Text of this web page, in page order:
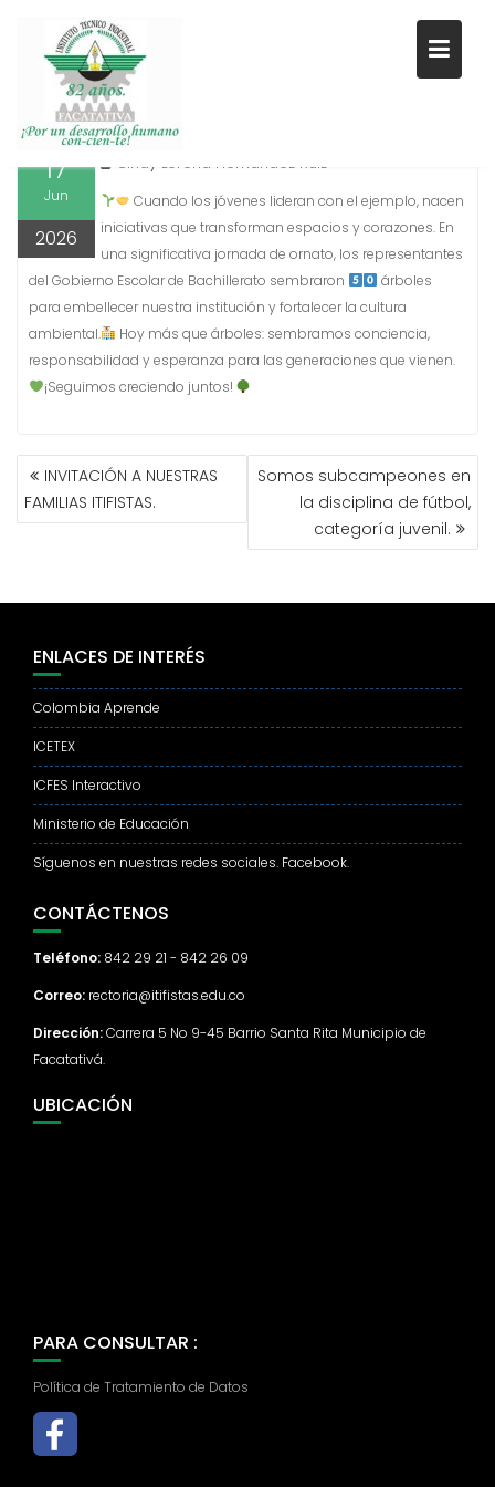
contenidoJORNADA DE ORNATO
17
Jun
2026
Cindy Lorena Hernández Ruiz
Cuando los jóvenes lideran con el ejemplo, nacen
iniciativas que transforman espacios y corazones. En
una significativa jornada de ornato, los representantes
del Gobierno Escolar de Bachillerato sembraron
árboles
para embellecer nuestra institución y fortalecer la cultura
ambiental.
Hoy más que árboles: sembramos conciencia,
responsabilidad y esperanza para las generaciones que vienen.
¡Seguimos creciendo juntos!
NAVEGACIÓN
DE
ENTRADAS
INVITACIÓN A NUESTRAS
FAMILIAS ITIFISTAS.
Somos subcampeones en
la disciplina de fútbol,
categoría juvenil.
ENLACES DE INTERÉS
Colombia Aprende
ICETEX
ICFES Interactivo
Ministerio de Educación
Síguenos en nuestras redes sociales. Facebook.
CONTÁCTENOS
Teléfono: 842 29 21 - 842 26 09
Correo: rectoria@itifistas.edu.co
Dirección:Carrera 5 No 9-45 Barrio Santa Rita Municipio de
Facatativá.
UBICACIÓN
PARA CONSULTAR :
Política de Tratamiento de Datos